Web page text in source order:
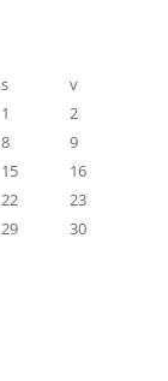
s
v
1
2
8
9
15
16
22
23
29
30